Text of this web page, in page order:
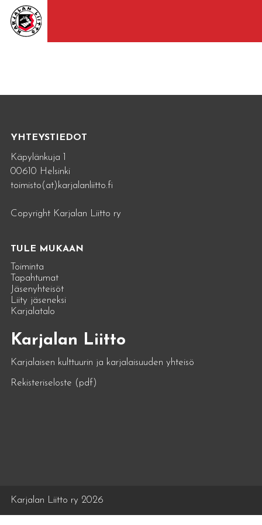
YHTEYSTIEDOT
Käpylänkuja 1
00610 Helsinki
toimisto(at)karjalanliitto.fi
Copyright Karjalan Liitto ry
TULE MUKAAN
Toiminta
Tapahtumat
Jäsenyhteisöt
Liity jäseneksi
Karjalatalo
Karjalan Liitto
Karjalaisen kulttuurin ja karjalaisuuden yhteisö
Rekisteriseloste (pdf)
Karjalan Liitto ry 2026